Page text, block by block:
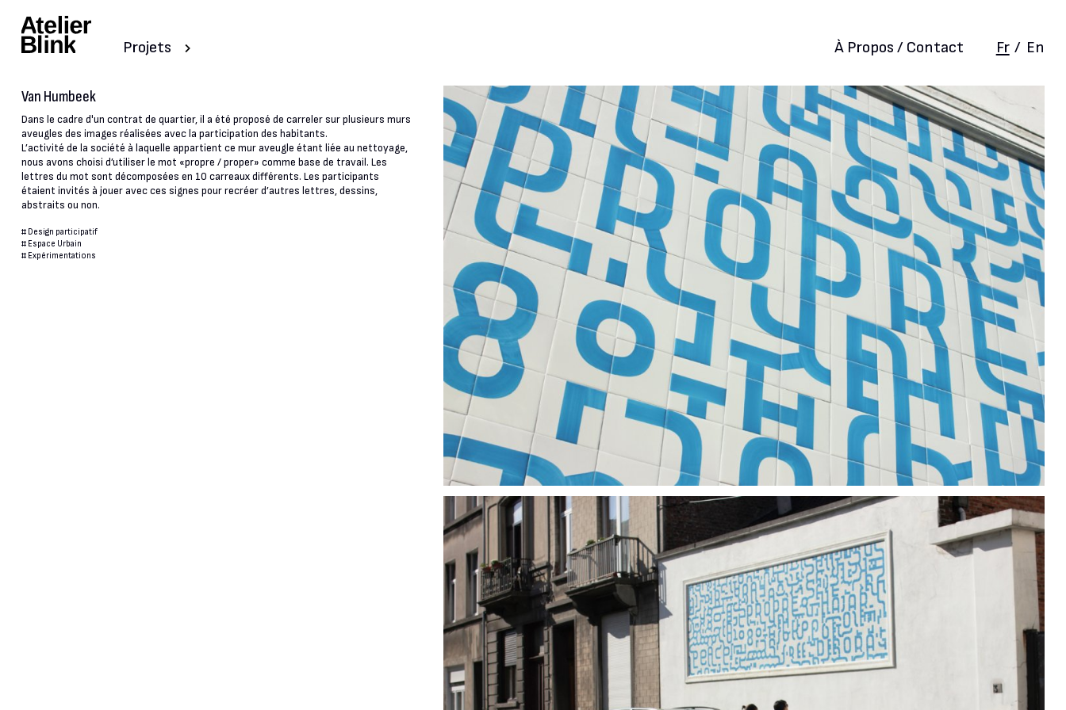
Projets À Propos / Contact Fr / En
Van Humbeek
Dans le cadre d'un contrat de quartier, il a été proposé de carreler sur plusieurs murs
aveugles des images réalisées avec la participation des habitants.
L’activité de la société à laquelle appartient ce mur aveugle étant liée au nettoyage,
nous avons choisi d’utiliser le mot «propre / proper» comme base de travail. Les
lettres du mot sont décomposées en 10 carreaux différents. Les participants
étaient invités à jouer avec ces signes pour recréer d’autres lettres, dessins,
abstraits ou non.
# Design participatif
# Espace Urbain
# Expérimentations